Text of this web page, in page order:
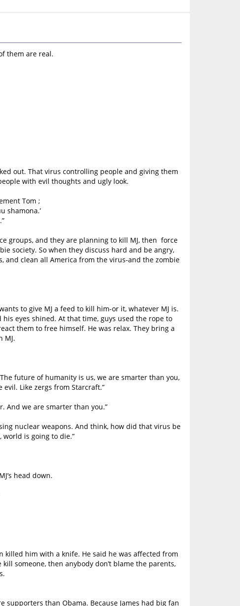
them are real.
out. That virus controlling people and giving them
with evil thoughts and ugly look.
Tom ;
shamona.’
groups, and they are planning to kill MJ, then force
society. So when they discuss hard and be angry,
and clean all America from the virus-and the zombie
to give MJ a feed to kill him-or it, whatever MJ is.
eyes shined. At that time, guys used the rope to
them to free himself. He was relax. They bring a
MJ.
future of humanity is us, we are smarter than you,
evil. Like zergs from Starcraft.”
And we are smarter than you.”
nuclear weapons. And think, how did that virus be
world is going to die.”
head down.
killed him with a knife. He said he was affected from
kill someone, then anybody don’t blame the parents,
supporters than Obama. Because James had big fan